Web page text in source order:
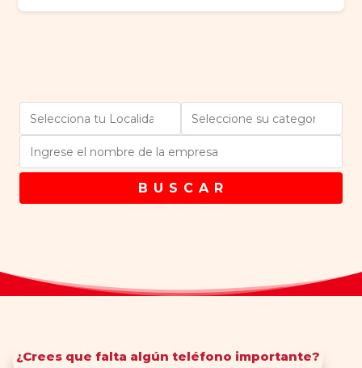
B U S C A R
¿Crees que falta algún teléfono importante?